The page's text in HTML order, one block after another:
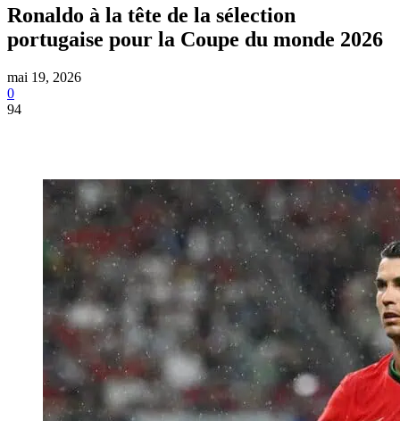
Ronaldo à la tête de la sélection
portugaise pour la Coupe du monde 2026
mai 19, 2026
0
94